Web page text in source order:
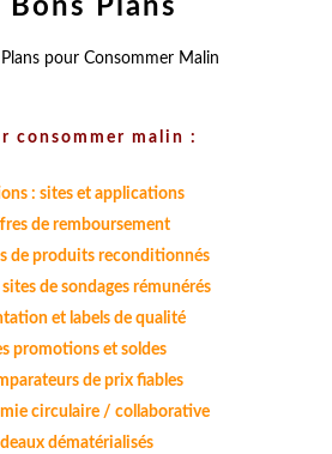
Bons Plans
consommer malin :
: sites et applications
de remboursement
de produits reconditionnés
de sondages rémunérés
et labels de qualité
promotions et soldes
de prix fiables
circulaire / collaborative
dématérialisés